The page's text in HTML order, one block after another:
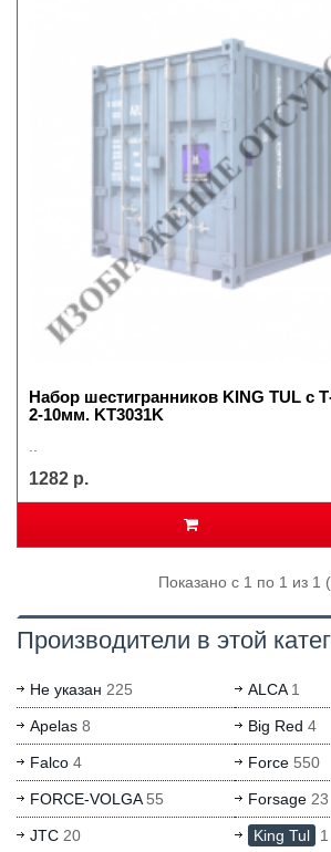
Набор шестигранников KING TUL с
2-10мм. KT3031K
1282 р.
Показано с 1 по 1 из 1
Производители в этой
Не указан 225 ALCA1
Apelas 8 Big Red 4
Falco 4 Force550
FORCE-VOLGA55 Forsage23
JTC 20 King Tul 1